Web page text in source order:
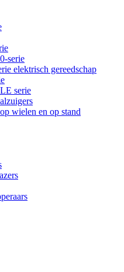
serie
elektrisch gereedschap
serie
wielen en op stand